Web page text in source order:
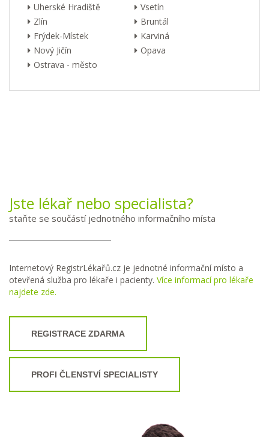
Uherské Hradiště
Vsetín
Zlín
Bruntál
Frýdek-Místek
Karviná
Nový Jičín
Opava
Ostrava - město
Jste lékař nebo specialista?
staňte se součástí jednotného informačního místa
Internetový RegistrLékařů.cz je jednotné informační místo a
otevřená služba pro lékaře i pacienty. Více informací pro lékaře
najdete zde.
REGISTRACE ZDARMA
PROFI ČLENSTVÍ SPECIALISTY